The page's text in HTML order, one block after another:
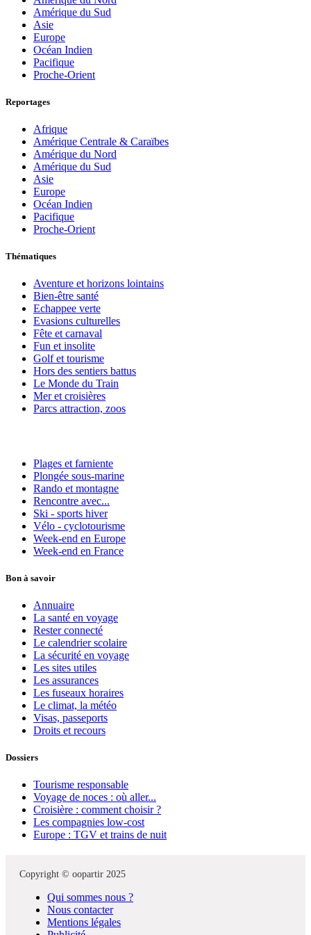
Amérique du Sud
Asie
Europe
Océan Indien
Pacifique
Proche-Orient
Reportages
Afrique
Amérique Centrale & Caraïbes
Amérique du Nord
Amérique du Sud
Asie
Europe
Océan Indien
Pacifique
Proche-Orient
Thématiques
Aventure et horizons lointains
Bien-être santé
Echappee verte
Evasions culturelles
Fête et carnaval
Fun et insolite
Golf et tourisme
Hors des sentiers battus
Le Monde du Train
Mer et croisières
Parcs attraction, zoos
Plages et farniente
Plongée sous-marine
Rando et montagne
Rencontre avec...
Ski - sports hiver
Vélo - cyclotourisme
Week-end en Europe
Week-end en France
Bon à savoir
Annuaire
La santé en voyage
Rester connecté
Le calendrier scolaire
La sécurité en voyage
Les sites utiles
Les assurances
Les fuseaux horaires
Le climat, la météo
Visas, passeports
Droits et recours
Dossiers
Tourisme responsable
Voyage de noces : où aller...
Croisière : comment choisir ?
Les compagnies low-cost
Europe : TGV et trains de nuit
Copyright © oopartir 2025
Qui sommes nous ?
Nous contacter
Mentions légales